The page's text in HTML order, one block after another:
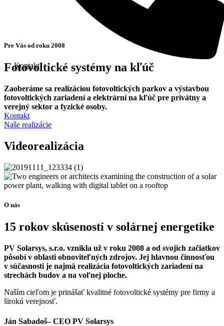
Kontakt
Pre Vás od roku 2008
Fotovoltické systémy na kľúč
Zaoberáme sa realizáciou fotovoltických parkov a výstavbou
fotovoltických zariadení a elektrární na kľúč pre privátny a
verejný sektor a fyzické osoby.
Kontakt
Naše realizácie
Videorealizácia
O nás
15 rokov skúseností v solárnej energetike
PV Solarsys, s.r.o. vznikla už v roku 2008 a od svojich začiatkov
pôsobí v oblasti obnoviteľných zdrojov. Jej hlavnou činnosťou
v súčasnosti je najmä realizácia fotovoltických zariadení na
strechách budov a na voľnej ploche.
Naším cieľom je prinášať kvalitné fotovoltické systémy pre firmy a
širokú verejnosť.
Ján Sabadoš– CEO PV Solarsys